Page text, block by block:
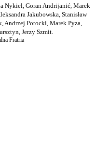
Nykiel, Goran Andrijanić, Marek
Jakubowska, Stanisław
Andrzej Potocki, Marek Pyza,
Jerzy Szmit.
Fratria